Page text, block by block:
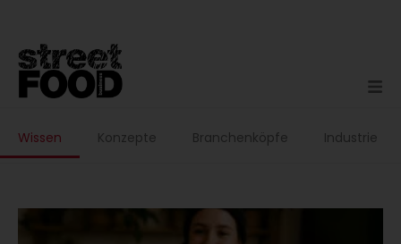
springen
Wissen Konzepte Branchenköpfe Industrie